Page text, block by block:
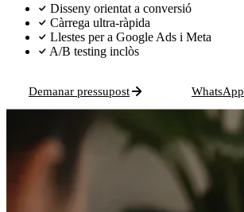
Disseny orientat a conversió
Càrrega ultra-ràpida
Llestes per a Google Ads i Meta
A/B testing inclòs
Demanar pressupost WhatsApp